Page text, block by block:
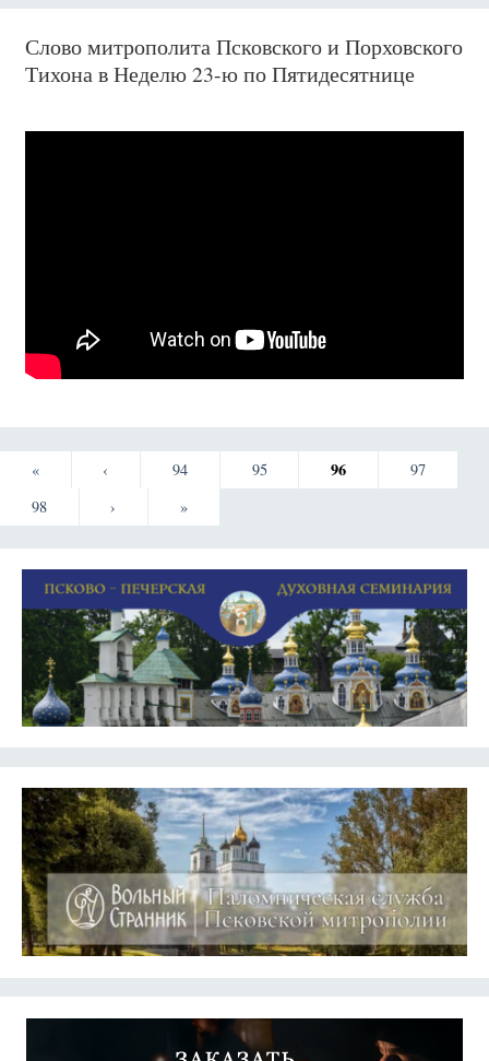
Слово митрополита Псковского и Порховского
Тихона в Неделю 23-ю по Пятидесятнице
« ‹ 94 95 96
97
98
› »